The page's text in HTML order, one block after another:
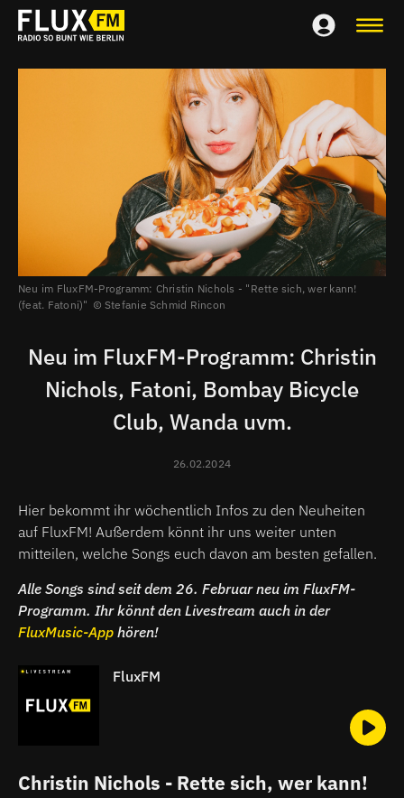
Neu im FluxFM-Programm: Christin Nichols - "Rette sich, wer kann!
(feat. Fatoni)"
Stefanie Schmid Rincon
Neu im FluxFM-Programm: Christin
Nichols, Fatoni, Bombay Bicycle
Club, Wanda uvm.
26.02.2024
Hier bekommt ihr wöchentlich Infos zu den Neuheiten
auf FluxFM! Außerdem könnt ihr uns weiter unten
mitteilen, welche Songs euch davon am besten gefallen.
Alle Songs sind seit dem 26. Februar neu im FluxFM-
Programm. Ihr könnt den Livestream auch in der
FluxMusic-App hören!
FluxFM
Christin Nichols - Rette sich, wer kann!